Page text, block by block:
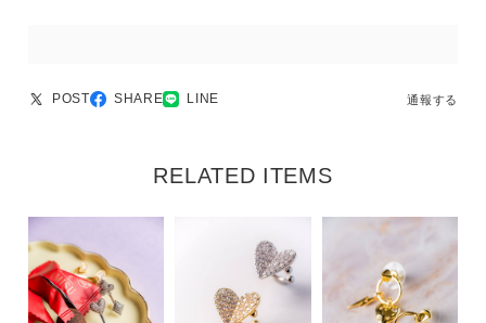
POST SHARE LINE 通報する
RELATED ITEMS